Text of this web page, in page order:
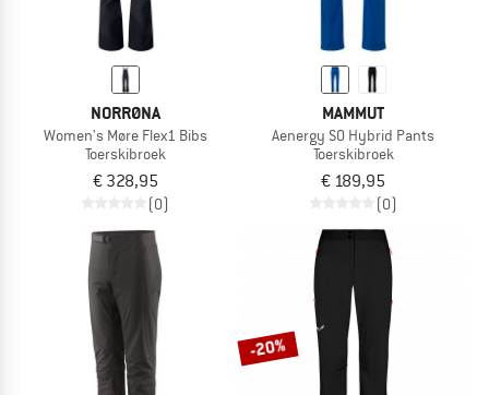
NORRØNA
Women's Møre Flex1 Bibs
Toerskibroek
€ 328,95
(0)
MAMMUT
Aenergy SO Hybrid Pants
Toerskibroek
€ 189,95
(0)
-20%